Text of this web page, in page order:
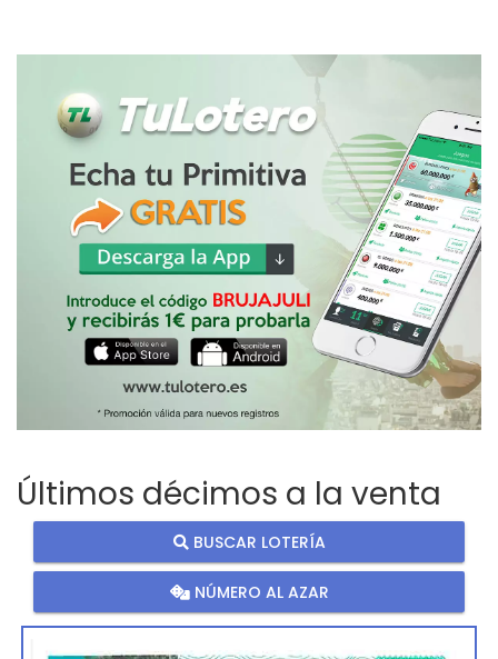
Últimos décimos a la venta
BUSCAR LOTERÍA
NÚMERO AL AZAR